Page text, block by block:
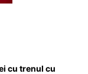
cu trenul cu